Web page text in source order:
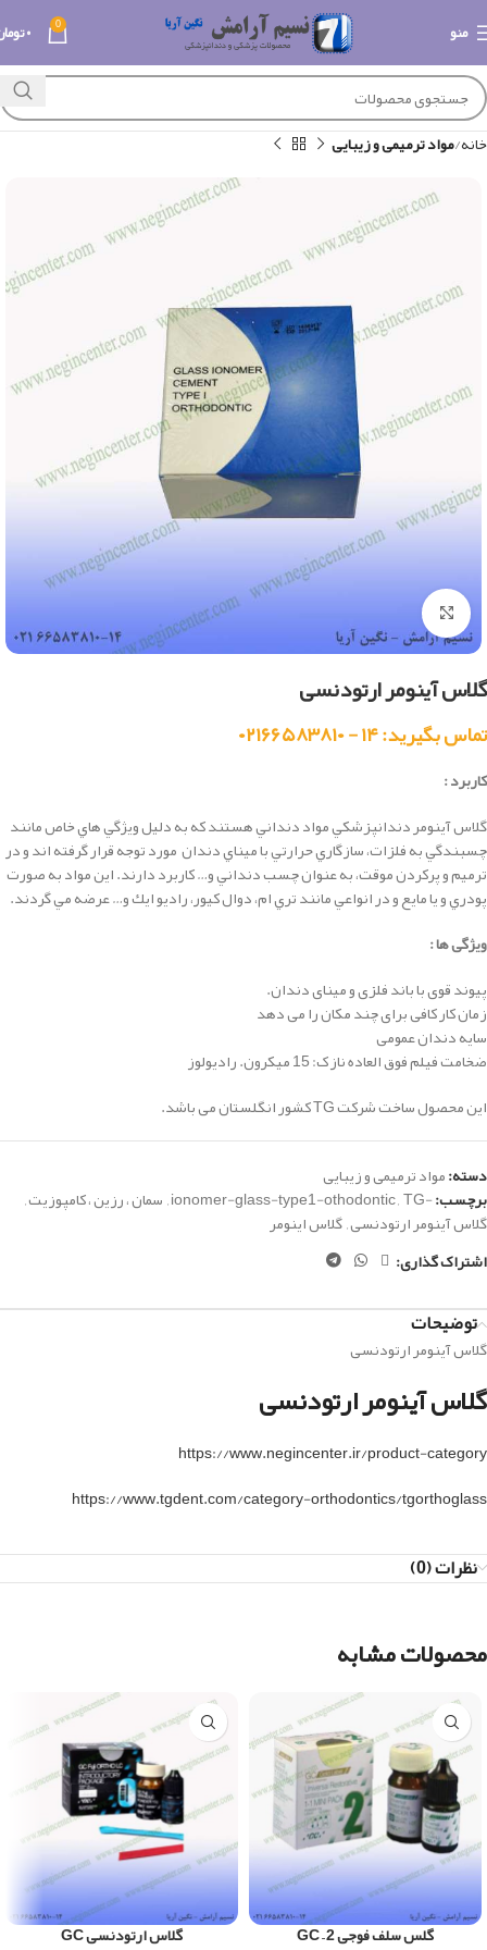
منو 0 ۰
خانه مواد ترمیمی و زیبایی
بزرگنمایی تصویر
گلاس آینومر ارتودنسی
تماس بگیرید: ۱۴ - ۰۲۱۶۶۵۸۳۸۱۰
کاربرد :
گلاس آينومر دندانپزشكي مواد دنداني هستند كه به دليل وي‍‍ژگي هاي خاص مانند
چسبندگي به فلزات، سازگاري حرارتي با ميناي دندان مورد توجه قرار گرفته اند و در
ترميم و پركردن موقت، به عنوان چسب دنداني و… كاربرد دارند. اين مواد به صورت
پودري و يا مايع و در انواعي مانند تري ام، دوال كيور، راديو ايك و… عرضه مي گردند.
ویژگی ها :
پیوند قوی با باند فلزی و مینای دندان.
زمان کار کافی برای چند مکان را می دهد
سایه دندان عمومی
ضخامت فیلم فوق العاده نازک: 15 میکرون.
رادیولوز
این محصول ساخت شرکت TG کشور انگلستان می باشد.
دسته:مواد ترمیمی و زیبایی
برچسب:-ionomer-glass-type1-othodontic
,TG
,سمان ، رزین ، کامپوزیت,
گلاس آینومر ارتودنسی,گلاس اینومر
اشتراک گذاری:
توضیحات
گلاس آینومر ارتودنسی
گلاس آینومر ارتودنسی
https://www.negincenter.ir/product-category
https://www.tgdent.com/category-orthodontics/tgorthoglass
نظرات (0)
محصولات مشابه
گلس سلف فوجی 2 – GC
گلاس ارتودنسی GC